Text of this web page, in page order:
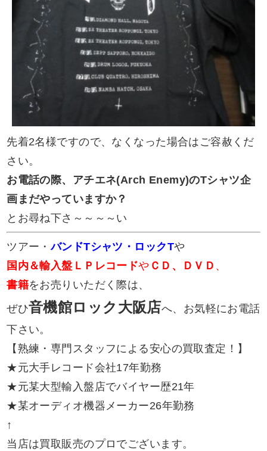
先着2名様ですので、なくなった場合はご容赦くだ
さい。
お電話の際、アチエネ(Arch Enemy)のTシャツ企
画まだやっていますか？
とお尋ね下さ～～～～い
ツアー・バンドTシャツ・ロックTや
国内＆輸入盤ＬＰレコードや ＣＤ、ＤＶＤ 、
書籍をお売りいただく際は、
ぜひ音機館ロック大阪店へ、お気軽にお電話
下さい。
【熟練・専門スタッフによる安心の買取査定！】
★元大手レコード会社17年勤務
★元某大型輸入盤店でバイヤー歴21年
★某オーディオ機器メーカー26年勤務
↑
当店は買取販売のプロでございます。